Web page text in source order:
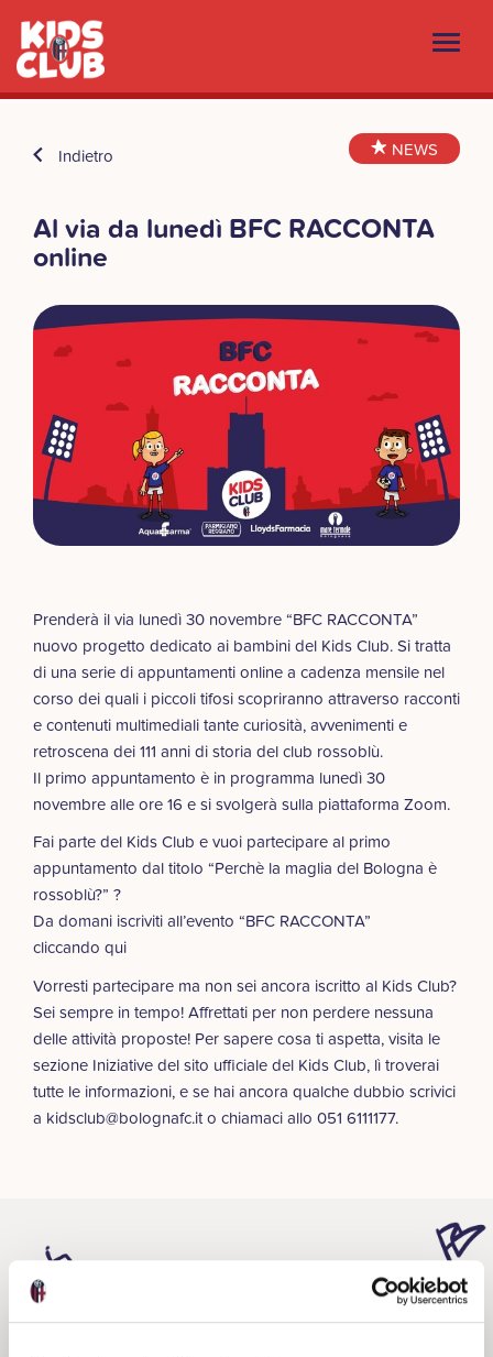
Indietro NEWS
Al via da lunedì BFC RACCONTA
online
Prenderà il via lunedì 30 novembre “BFC RACCONTA”
nuovo progetto dedicato ai bambini del Kids Club. Si tratta
di una serie di appuntamenti online a cadenza mensile nel
corso dei quali i piccoli tifosi scopriranno attraverso racconti
e contenuti multimediali tante curiosità, avvenimenti e
retroscena dei 111 anni di storia del club rossoblù.
Il primo appuntamento è in programma lunedì 30
novembre alle ore 16 e si svolgerà sulla piattaforma Zoom.
Fai parte del Kids Club e vuoi partecipare al primo
appuntamento dal titolo “Perchè la maglia del Bologna è
rossoblù?” ?
Da domani iscriviti all’evento “BFC RACCONTA”
cliccando qui
Vorresti partecipare ma non sei ancora iscritto al Kids Club?
Sei sempre in tempo! Affrettati per non perdere nessuna
delle attività proposte! Per sapere cosa ti aspetta, visita le
sezione Iniziative del sito ufficiale del Kids Club, lì troverai
tutte le informazioni, e se hai ancora qualche dubbio scrivici
a kidsclub@bolognafc.it o chiamaci allo 051 6111177.